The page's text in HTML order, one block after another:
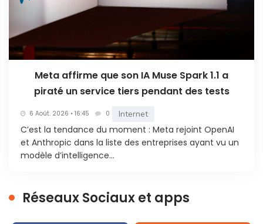
Meta affirme que son IA Muse Spark 1.1 a
piraté un service tiers pendant des tests
6 Août. 2026 • 16:45 0 Internet
C’est la tendance du moment : Meta rejoint OpenAI
et Anthropic dans la liste des entreprises ayant vu un
modèle d’intelligence...
Réseaux Sociaux et apps